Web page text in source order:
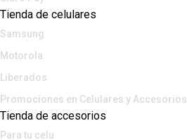
Tienda de celulares
Samsung
Motorola
Liberados
Promociones en Celulares y Accesorios
Tienda de accesorios
Para tu celu